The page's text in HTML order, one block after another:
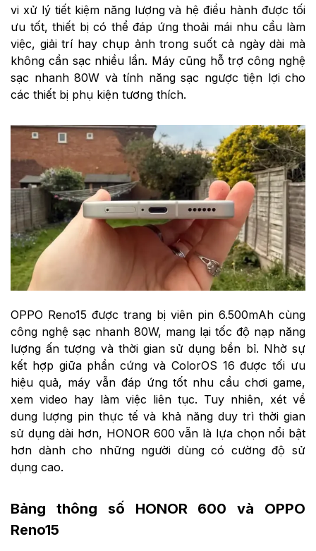
vi xử lý tiết kiệm năng lượng và hệ điều hành được tối
ưu tốt, thiết bị có thể đáp ứng thoải mái nhu cầu làm
việc, giải trí hay chụp ảnh trong suốt cả ngày dài mà
không cần sạc nhiều lần. Máy cũng hỗ trợ công nghệ
sạc nhanh 80W và tính năng sạc ngược tiện lợi cho
các thiết bị phụ kiện tương thích.
OPPO Reno15 được trang bị viên pin 6.500mAh cùng
công nghệ sạc nhanh 80W, mang lại tốc độ nạp năng
lượng ấn tượng và thời gian sử dụng bền bỉ. Nhờ sự
kết hợp giữa phần cứng và ColorOS 16 được tối ưu
hiệu quả, máy vẫn đáp ứng tốt nhu cầu chơi game,
xem video hay làm việc liên tục. Tuy nhiên, xét về
dung lượng pin thực tế và khả năng duy trì thời gian
sử dụng dài hơn, HONOR 600 vẫn là lựa chọn nổi bật
hơn dành cho những người dùng có cường độ sử
dụng cao.
Bảng thông số HONOR 600 và OPPO
Reno15